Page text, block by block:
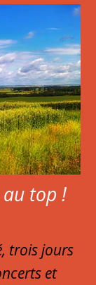
au top !
trois jours
et